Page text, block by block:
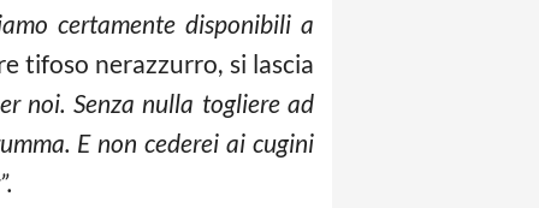
certamente disponibili a
tifoso nerazzurro, si lascia
noi. Senza nulla togliere ad
E non cederei ai cugini